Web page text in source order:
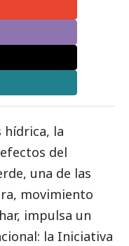
hídrica, la
del
una de las
movimiento
impulsa un
la Iniciativa